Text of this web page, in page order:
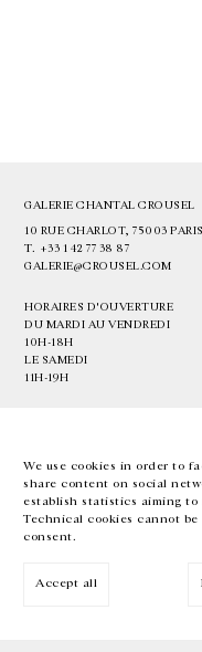
We use cookies in order to
share content on social
establish statistics aiming to
Technical cookies cannot
consent.
Accept all
GALERIE CHANTAL CROUSEL
10 RUE CHARLOT, 75003 PARIS
T. +33 1 42 77 38 87
GALERIE@CROUSEL.COM
HORAIRES D'OUVERTURE
DU MARDI AU VENDREDI
10H-18H
LE SAMEDI
11H-19H
EN FR 中文 Facebook
Inscrivez-vous à notre newsletter